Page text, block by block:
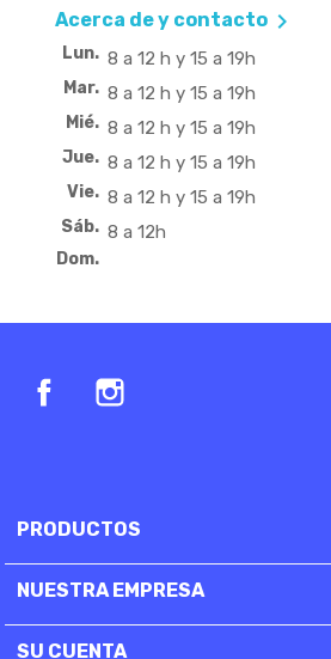
Acerca de y contacto 
Lun. 8 a 12 h y 15 a 19h
Mar. 8 a 12 h y 15 a 19h
Mié. 8 a 12 h y 15 a 19h
Jue. 8 a 12 h y 15 a 19h
Vie. 8 a 12 h y 15 a 19h
Sáb. 8 a 12h
Dom.
Facebook
PRODUCTOS
NUESTRA EMPRESA
SU CUENTA